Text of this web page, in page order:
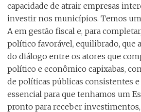
capacidade de atrair empresas
investir nos municípios. Temos
A em gestão fiscal e, para
político favorável, equilibrado, que
do diálogo entre os atores que
político e econômico capixabas,
de políticas públicas consistentes e
essencial para que tenhamos um
pronto para receber